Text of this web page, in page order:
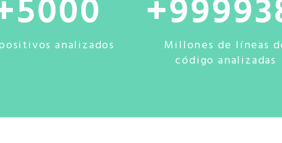
5000
analizados
Millones de líneas
código analizadas